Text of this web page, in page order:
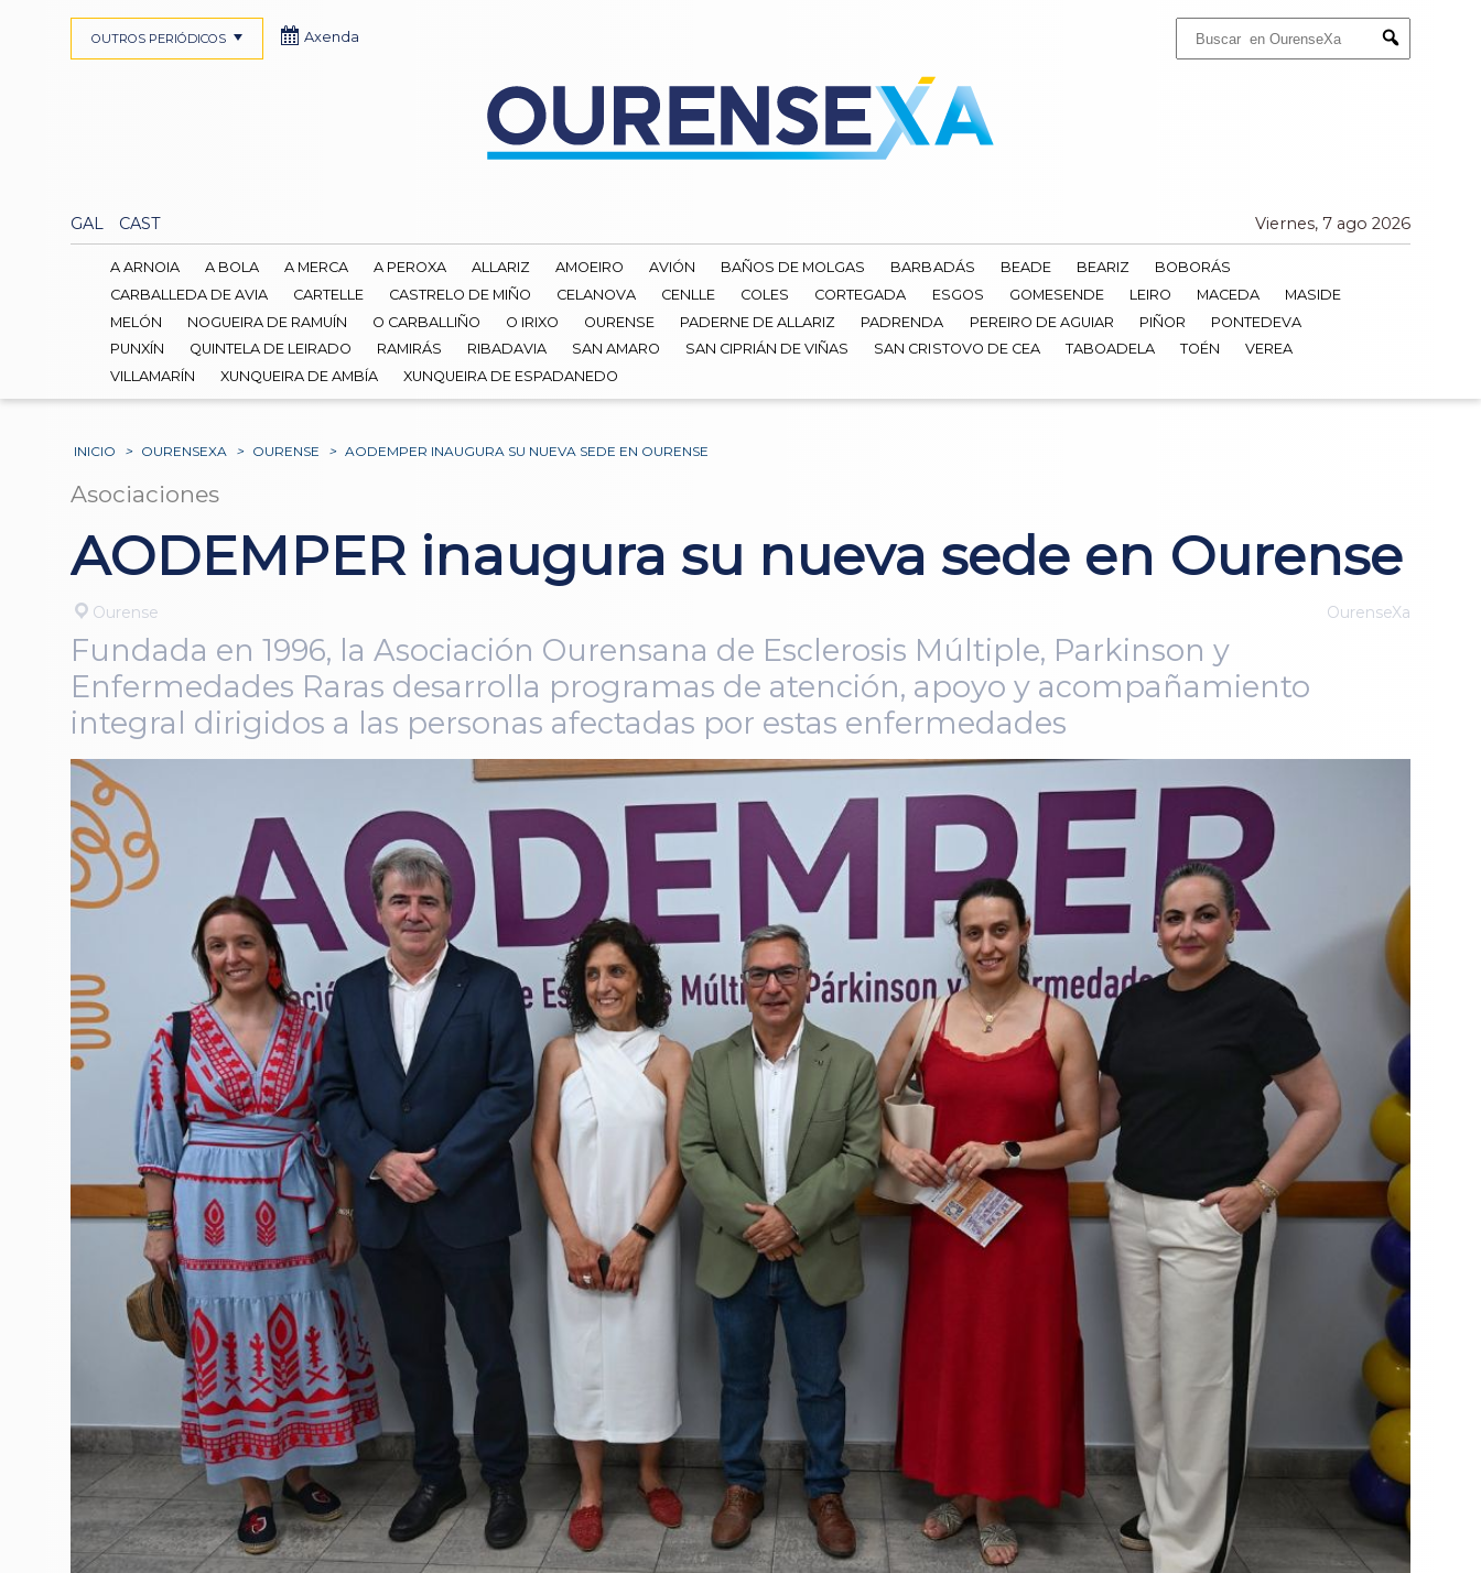
Submit
GAL CAST Viernes, 7 ago 2026
OUTROS PERIÓDICOS Axenda
A ARNOIA A BOLA A MERCA A PEROXA ALLARIZ AMOEIRO AVIÓN BAÑOS DE MOLGAS BARBADÁS BEADE BEARIZ
BOBORÁS
CARBALLEDA DE AVIA
CARTELLE CASTRELO DE MIÑO CELANOVA CENLLE COLES CORTEGADA ESGOS GOMESENDE LEIRO MACEDA
MASIDE
MELÓN
NOGUEIRA DE RAMUÍN O CARBALLIÑO O IRIXO OURENSE PADERNE DE ALLARIZ PADRENDA PEREIRO DE AGUIAR PIÑOR
PONTEDEVA
PUNXÍN
QUINTELA DE LEIRADO RAMIRÁS RIBADAVIA SAN AMARO SAN CIPRIÁN DE VIÑAS SAN CRISTOVO DE CEA TABOADELA TOÉN
VEREA
VILLAMARÍN
XUNQUEIRA DE AMBÍA XUNQUEIRA DE ESPADANEDO
INICIO > OURENSEXA > OURENSE > AODEMPER INAUGURA SU NUEVA SEDE EN OURENSE
Asociaciones
AODEMPER inaugura su nueva sede en Ourense
Ourense OurenseXa
Fundada en 1996, la Asociación Ourensana de Esclerosis Múltiple, Parkinson y
Enfermedades Raras desarrolla programas de atención, apoyo y acompañamiento
integral dirigidos a las personas afectadas por estas enfermedades